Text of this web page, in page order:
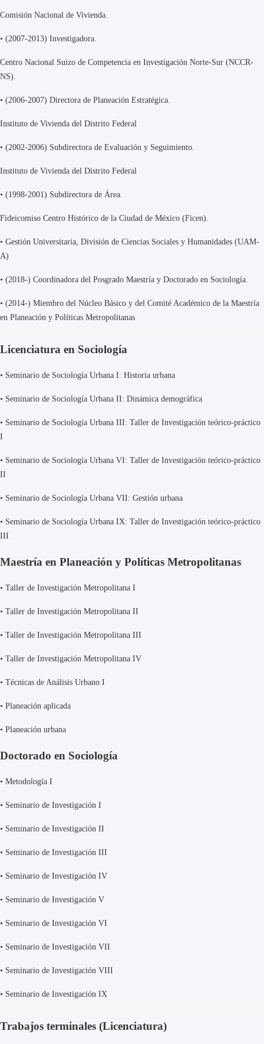
Comisión Nacional de Vivienda.
• (2007-2013) Investigadora.
Centro Nacional Suizo de Competencia en Investigación Norte-Sur (NCCR-
NS).
• (2006-2007) Directora de Planeación Estratégica.
Instituto de Vivienda del Distrito Federal
• (2002-2006) Subdirectora de Evaluación y Seguimiento.
Instituto de Vivienda del Distrito Federal
• (1998-2001) Subdirectora de Área.
Fideicomiso Centro Histórico de la Ciudad de México (Ficen).
• Gestión Universitaria, División de Ciencias Sociales y Humanidades (UAM-
A)
• (2018-) Coordinadora del Posgrado Maestría y Doctorado en Sociología.
• (2014-) Miembro del Núcleo Básico y del Comité Académico de la Maestría
en Planeación y Políticas Metropolitanas
Licenciatura en Sociología
• Seminario de Sociología Urbana I: Historia urbana
• Seminario de Sociología Urbana II: Dinámica demográfica
• Seminario de Sociología Urbana III: Taller de Investigación teórico-práctico
I
• Seminario de Sociología Urbana VI: Taller de Investigación teórico-práctico
II
• Seminario de Sociología Urbana VII: Gestión urbana
• Seminario de Sociología Urbana IX: Taller de Investigación teórico-práctico
III
Maestría en Planeación y Políticas Metropolitanas
• Taller de Investigación Metropolitana I
• Taller de Investigación Metropolitana II
• Taller de Investigación Metropolitana III
• Taller de Investigación Metropolitana IV
• Técnicas de Análisis Urbano I
• Planeación aplicada
• Planeación urbana
Doctorado en Sociología
• Metodología I
• Seminario de Investigación I
• Seminario de Investigación II
• Seminario de Investigación III
• Seminario de Investigación IV
• Seminario de Investigación V
• Seminario de Investigación VI
• Seminario de Investigación VII
• Seminario de Investigación VIII
• Seminario de Investigación IX
Trabajos terminales (Licenciatura)